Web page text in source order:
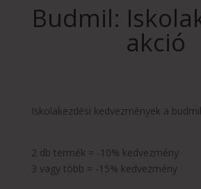
Budmil:
akció
Iskolakezdési kedvezmények a
2 db termék = -10% kedvezmény
3 vagy több = -15% kedvezmény